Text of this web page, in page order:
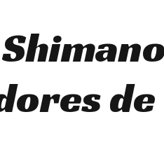
de